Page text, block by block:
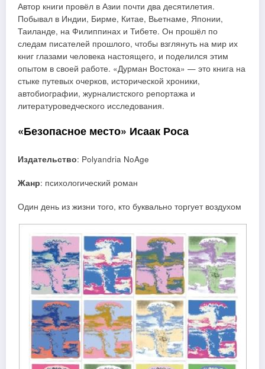
Автор книги провёл в Азии почти два десятилетия.
Побывал в Индии, Бирме, Китае, Вьетнаме, Японии,
Таиланде, на Филиппинах и Тибете. Он прошёл по
следам писателей прошлого, чтобы взглянуть на мир их
книг глазами человека настоящего, и поделился этим
опытом в своей работе. «Дурман Востока» — это книга на
стыке путевых очерков, исторической хроники,
автобиографии, журналистского репортажа и
литературоведческого исследования.
«Безопасное место» Исаак Роса
Издательство: Polyandria NoAge
Жанр: психологический роман
Один день из жизни того, кто буквально торгует воздухом